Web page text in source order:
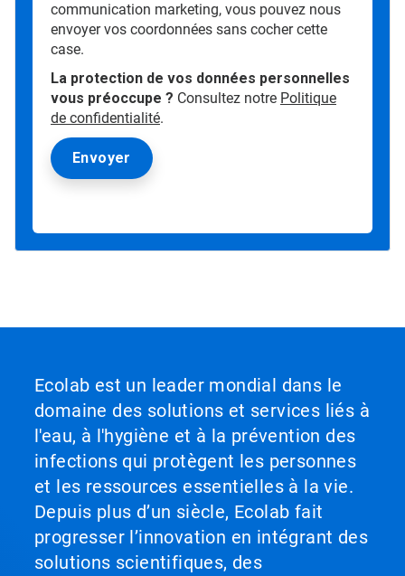
communication marketing, vous pouvez nous
envoyer vos coordonnées sans cocher cette
case.
La protection de vos données personnelles
vous préoccupe ? Consultez notre Politique
de confidentialité.
Ecolab est un leader mondial dans le
domaine des solutions et services liés à
l'eau, à l'hygiène et à la prévention des
infections qui protègent les personnes
et les ressources essentielles à la vie.
Depuis plus d’un siècle, Ecolab fait
progresser l’innovation en intégrant des
solutions scientifiques, des